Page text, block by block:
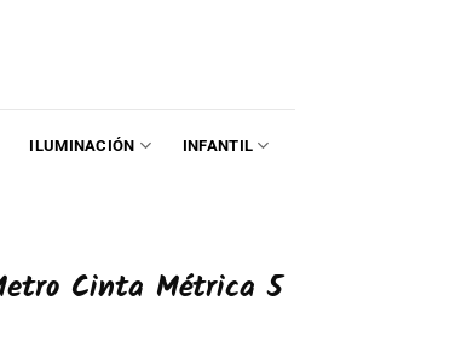
ILUMINACIÓN INFANTIL
Cinta Métrica 5